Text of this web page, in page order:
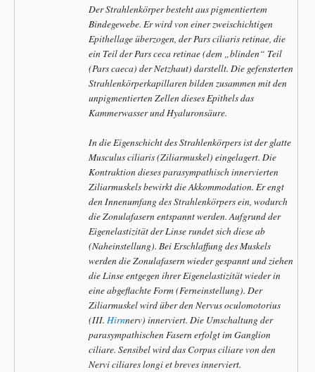
Der Strahlenkörper besteht aus pigmentiertem
Bindegewebe. Er wird von einer zweischichtigen
Epithellage überzogen, der Pars ciliaris retinae, die
ein Teil der Pars ceca retinae (dem „blinden“ Teil
(Pars caeca) der Netzhaut) darstellt. Die gefensterten
Strahlenkörperkapillaren bilden zusammen mit den
unpigmentierten Zellen dieses Epithels das
Kammerwasser und Hyaluronsäure.
In die Eigenschicht des Strahlenkörpers ist der glatte
Musculus ciliaris (Ziliarmuskel) eingelagert. Die
Kontraktion dieses parasympathisch innervierten
Ziliarmuskels bewirkt die Akkommodation. Er engt
den Innenumfang des Strahlenkörpers ein, wodurch
die Zonulafasern entspannt werden. Aufgrund der
Eigenelastizität der Linse rundet sich diese ab
(Naheinstellung). Bei Erschlaffung des Muskels
werden die Zonulafasern wieder gespannt und ziehen
die Linse entgegen ihrer Eigenelastizität wieder in
eine abgeflachte Form (Ferneinstellung). Der
Ziliarmuskel wird über den Nervus oculomotorius
(III. Hirnnerv) innerviert. Die Umschaltung der
parasympathischen Fasern erfolgt im Ganglion
ciliare. Sensibel wird das Corpus ciliare von den
Nervi ciliares longi et breves innerviert.